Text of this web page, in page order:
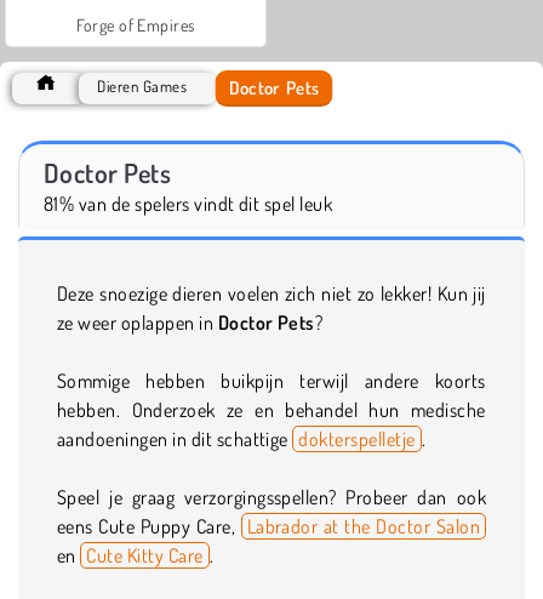
Forge of Empires
Dieren Games Doctor Pets
Doctor Pets
81% van de spelers vindt dit spel leuk
Deze snoezige dieren voelen zich niet zo lekker! Kun jij
ze weer oplappen in Doctor Pets?
Sommige hebben buikpijn terwijl andere koorts
hebben. Onderzoek ze en behandel hun medische
aandoeningen in dit schattige dokterspelletje .
Speel je graag verzorgingsspellen? Probeer dan ook
eens Cute Puppy Care, Labrador at the Doctor Salon
en Cute Kitty Care .